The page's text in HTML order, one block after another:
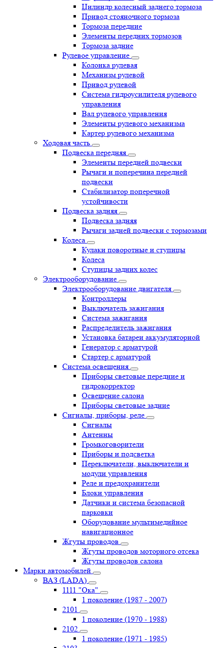
Цилиндр колесный заднего тормоза
Привод стояночного тормоза
Тормоза передние
Элементы передних тормозов
Тормоза задние
Рулевое управление
Колонка рулевая
Механизм рулевой
Привод рулевой
Система гидроусилителя рулевого
управления
Вал рулевого управления
Элементы рулевого механизма
Картер рулевого механизма
Ходовая часть
Подвеска передняя
Элементы передней подвески
Рычаги и поперечина передней
подвески
Стабилизатор поперечной
устойчивости
Подвеска задняя
Подвеска задняя
Рычаги задней подвески с тормозами
Колеса
Кулаки поворотные и ступицы
Колеса
Ступицы задних колес
Электрооборудование
Электрооборудование двигателя
Контроллеры
Выключатель зажигания
Система зажигания
Распределитель зажигания
Установка батареи аккумуляторной
Генератор с арматурой
Стартер с арматурой
Система освещения
Приборы световые передние и
гидрокорректор
Освещение салона
Приборы световые задние
Сигналы, приборы, реле
Сигналы
Антенны
Громкоговорители
Приборы и подсветка
Переключатели, выключатели и
модули управления
Реле и предохранители
Блоки управления
Датчики и система безопасной
парковки
Оборудование мультимедийное
навигационное
Жгуты проводов
Жгуты проводов моторного отсека
Жгуты проводов салона
Марки автомобилей
ВАЗ (LADA)
1111 "Ока"
1 поколение (1987 - 2007)
2101
1 поколение (1970 - 1988)
2102
1 поколение (1971 - 1985)